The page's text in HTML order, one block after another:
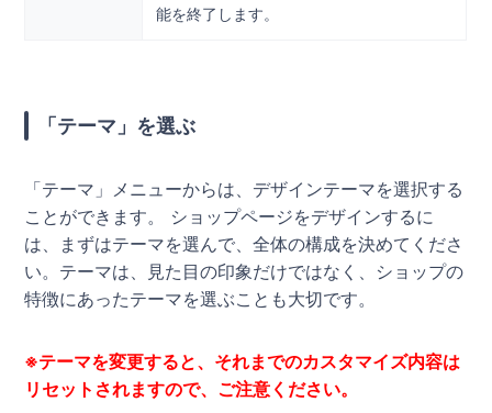
能を終了します。
「テーマ」を選ぶ
「テーマ」メニューからは、デザインテーマを選択する
ことができます。 ショップページをデザインするに
は、まずはテーマを選んで、全体の構成を決めてくださ
い。テーマは、見た目の印象だけではなく、ショップの
特徴にあったテーマを選ぶことも大切です。
※テーマを変更すると、それまでのカスタマイズ内容は
リセットされますので、ご注意ください。